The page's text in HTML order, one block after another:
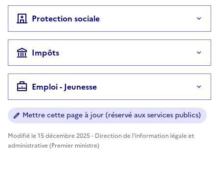
Protection sociale
Impôts
Emploi - Jeunesse
Mettre cette page à jour (réservé aux services publics)
Modifié le 15 décembre 2025 - Direction de l'information légale et
administrative (Premier ministre)